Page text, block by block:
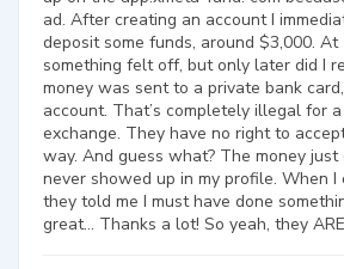
ad. After creating an account I
deposit some funds, around $3,000. At
something felt off, but only later did I
money was sent to a private bank
account. That’s completely illegal for
exchange. They have no right to
way. And guess what? The money just
never showed up in my profile. When I
they told me I must have done
great... Thanks a lot! So yeah, they